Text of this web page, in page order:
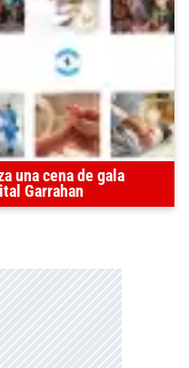
una cena de gala
Garrahan